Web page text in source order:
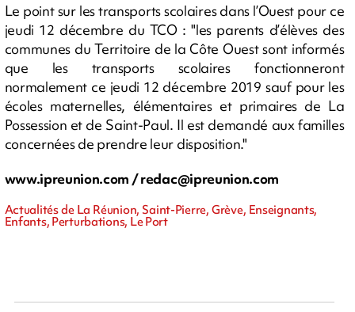
Le point sur les transports scolaires dans l’Ouest pour ce
jeudi 12 décembre du TCO : "les parents d’élèves des
communes du Territoire de la Côte Ouest sont informés
que les transports scolaires fonctionneront
normalement ce jeudi 12 décembre 2019 sauf pour les
écoles maternelles, élémentaires et primaires de La
Possession et de Saint-Paul. Il est demandé aux familles
concernées de prendre leur disposition."
www.ipreunion.com /redac@ipreunion.com
Actualités de La Réunion, Saint-Pierre, Grève, Enseignants,
Enfants, Perturbations, Le Port